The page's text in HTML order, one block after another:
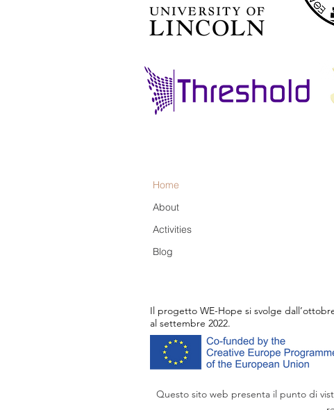
Home
About
Activities
Blog
Il progetto WE-Hope si svolge
al settembre 2022.
Questo sito web presenta il punto di